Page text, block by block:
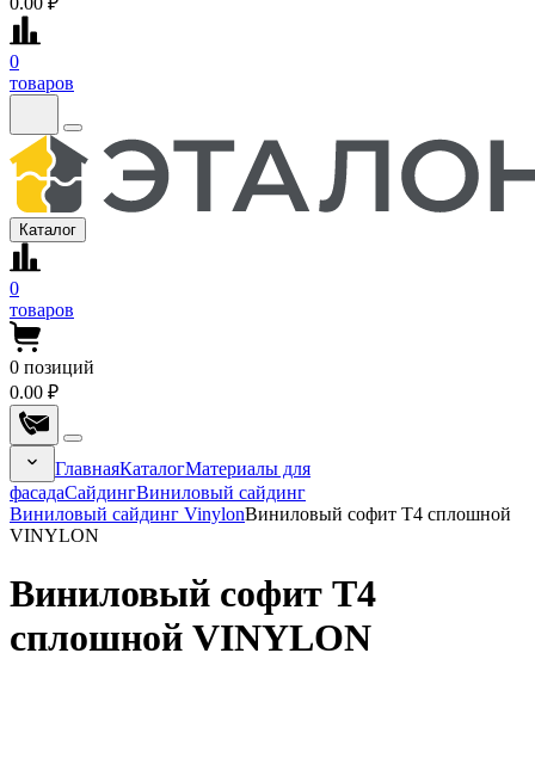
0
товаров
Каталог
0
товаров
0 позиций
0.00 ₽
ГлавнаяКаталогМатериалы для
фасадаСайдингВиниловый сайдинг
Виниловый сайдинг VinylonВиниловый софит Т4 сплошной
VINYLON
Виниловый софит Т4
сплошной VINYLON